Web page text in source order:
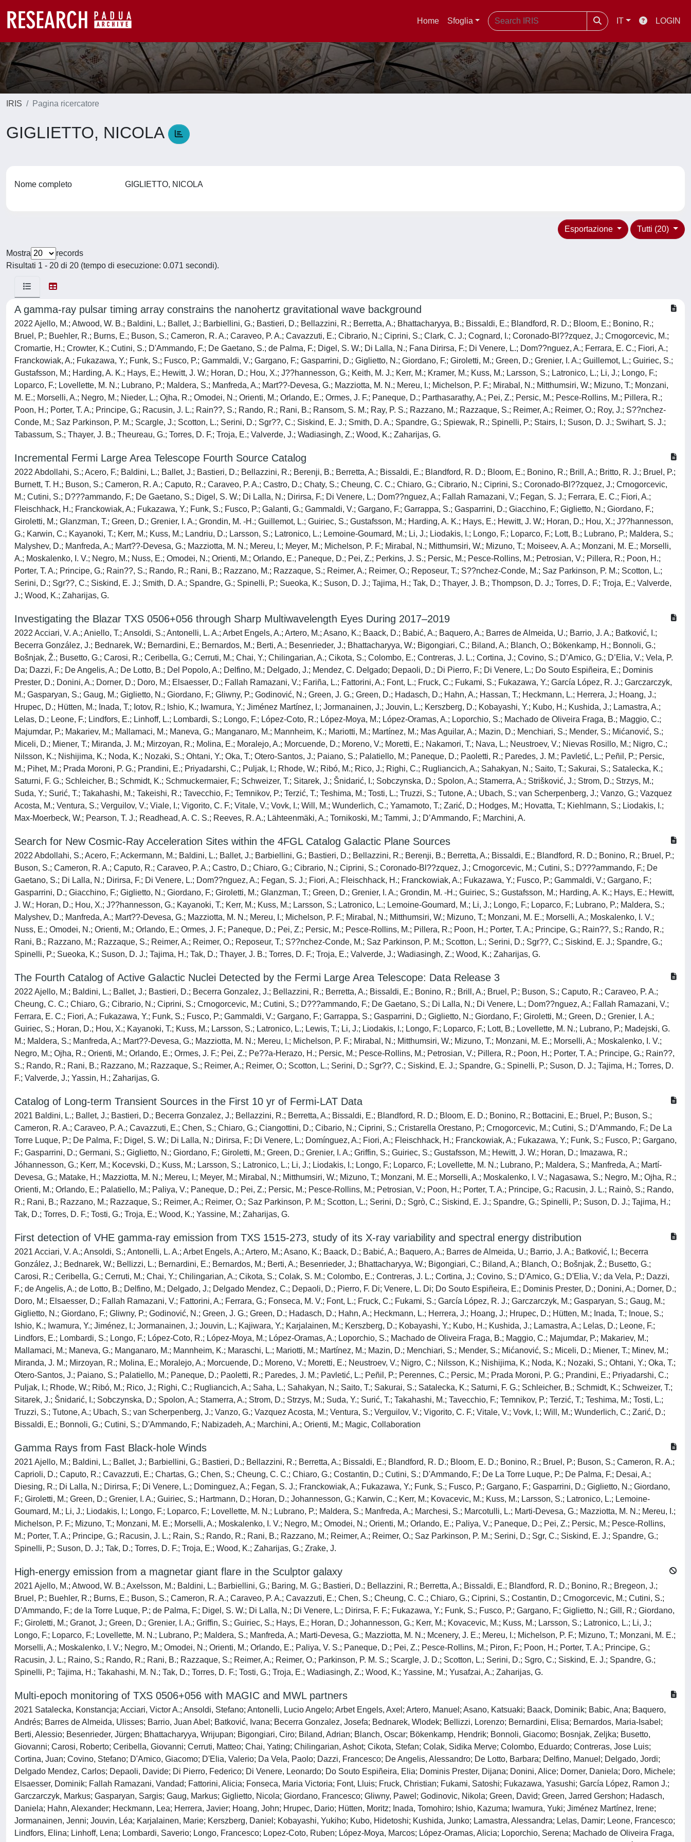
Home Sfoglia IT LOGIN
IRIS Pagina ricercatore
GIGLIETTO, NICOLA
Nome completo GIGLIETTO, NICOLA
Tutti (20)
Esportazione
Mostra
records
Risultati 1 - 20 di 20 (tempo di esecuzione: 0.071 secondi).
A gamma-ray pulsar timing array constrains the nanohertz gravitational wave background
2022 Ajello, M.; Atwood, W. B.; Baldini, L.; Ballet, J.; Barbiellini, G.; Bastieri, D.; Bellazzini, R.; Berretta, A.; Bhattacharyya, B.; Bissaldi, E.; Blandford, R. D.; Bloom, E.; Bonino, R.;
Bruel, P.; Buehler, R.; Burns, E.; Buson, S.; Cameron, R. A.; Caraveo, P. A.; Cavazzuti, E.; Cibrario, N.; Ciprini, S.; Clark, C. J.; Cognard, I.; Coronado-Bl??zquez, J.; Crnogorcevic, M.;
Cromartie, H.; Crowter, K.; Cutini, S.; D'Ammando, F.; De Gaetano, S.; de Palma, F.; Digel, S. W.; Di Lalla, N.; Fana Dirirsa, F.; Di Venere, L.; Dom??nguez, A.; Ferrara, E. C.; Fiori, A.;
Franckowiak, A.; Fukazawa, Y.; Funk, S.; Fusco, P.; Gammaldi, V.; Gargano, F.; Gasparrini, D.; Giglietto, N.; Giordano, F.; Giroletti, M.; Green, D.; Grenier, I. A.; Guillemot, L.; Guiriec, S.;
Gustafsson, M.; Harding, A. K.; Hays, E.; Hewitt, J. W.; Horan, D.; Hou, X.; J??hannesson, G.; Keith, M. J.; Kerr, M.; Kramer, M.; Kuss, M.; Larsson, S.; Latronico, L.; Li, J.; Longo, F.;
Loparco, F.; Lovellette, M. N.; Lubrano, P.; Maldera, S.; Manfreda, A.; Mart??-Devesa, G.; Mazziotta, M. N.; Mereu, I.; Michelson, P. F.; Mirabal, N.; Mitthumsiri, W.; Mizuno, T.; Monzani,
M. E.; Morselli, A.; Negro, M.; Nieder, L.; Ojha, R.; Omodei, N.; Orienti, M.; Orlando, E.; Ormes, J. F.; Paneque, D.; Parthasarathy, A.; Pei, Z.; Persic, M.; Pesce-Rollins, M.; Pillera, R.;
Poon, H.; Porter, T. A.; Principe, G.; Racusin, J. L.; Rain??, S.; Rando, R.; Rani, B.; Ransom, S. M.; Ray, P. S.; Razzano, M.; Razzaque, S.; Reimer, A.; Reimer, O.; Roy, J.; S??nchez-
Conde, M.; Saz Parkinson, P. M.; Scargle, J.; Scotton, L.; Serini, D.; Sgr??, C.; Siskind, E. J.; Smith, D. A.; Spandre, G.; Spiewak, R.; Spinelli, P.; Stairs, I.; Suson, D. J.; Swihart, S. J.;
Tabassum, S.; Thayer, J. B.; Theureau, G.; Torres, D. F.; Troja, E.; Valverde, J.; Wadiasingh, Z.; Wood, K.; Zaharijas, G.
Incremental Fermi Large Area Telescope Fourth Source Catalog
2022 Abdollahi, S.; Acero, F.; Baldini, L.; Ballet, J.; Bastieri, D.; Bellazzini, R.; Berenji, B.; Berretta, A.; Bissaldi, E.; Blandford, R. D.; Bloom, E.; Bonino, R.; Brill, A.; Britto, R. J.; Bruel, P.;
Burnett, T. H.; Buson, S.; Cameron, R. A.; Caputo, R.; Caraveo, P. A.; Castro, D.; Chaty, S.; Cheung, C. C.; Chiaro, G.; Cibrario, N.; Ciprini, S.; Coronado-Bl??zquez, J.; Crnogorcevic,
M.; Cutini, S.; D???ammando, F.; De Gaetano, S.; Digel, S. W.; Di Lalla, N.; Dirirsa, F.; Di Venere, L.; Dom??nguez, A.; Fallah Ramazani, V.; Fegan, S. J.; Ferrara, E. C.; Fiori, A.;
Fleischhack, H.; Franckowiak, A.; Fukazawa, Y.; Funk, S.; Fusco, P.; Galanti, G.; Gammaldi, V.; Gargano, F.; Garrappa, S.; Gasparrini, D.; Giacchino, F.; Giglietto, N.; Giordano, F.;
Giroletti, M.; Glanzman, T.; Green, D.; Grenier, I. A.; Grondin, M. -H.; Guillemot, L.; Guiriec, S.; Gustafsson, M.; Harding, A. K.; Hays, E.; Hewitt, J. W.; Horan, D.; Hou, X.; J??hannesson,
G.; Karwin, C.; Kayanoki, T.; Kerr, M.; Kuss, M.; Landriu, D.; Larsson, S.; Latronico, L.; Lemoine-Goumard, M.; Li, J.; Liodakis, I.; Longo, F.; Loparco, F.; Lott, B.; Lubrano, P.; Maldera, S.;
Malyshev, D.; Manfreda, A.; Mart??-Devesa, G.; Mazziotta, M. N.; Mereu, I.; Meyer, M.; Michelson, P. F.; Mirabal, N.; Mitthumsiri, W.; Mizuno, T.; Moiseev, A. A.; Monzani, M. E.; Morselli,
A.; Moskalenko, I. V.; Negro, M.; Nuss, E.; Omodei, N.; Orienti, M.; Orlando, E.; Paneque, D.; Pei, Z.; Perkins, J. S.; Persic, M.; Pesce-Rollins, M.; Petrosian, V.; Pillera, R.; Poon, H.;
Porter, T. A.; Principe, G.; Rain??, S.; Rando, R.; Rani, B.; Razzano, M.; Razzaque, S.; Reimer, A.; Reimer, O.; Reposeur, T.; S??nchez-Conde, M.; Saz Parkinson, P. M.; Scotton, L.;
Serini, D.; Sgr??, C.; Siskind, E. J.; Smith, D. A.; Spandre, G.; Spinelli, P.; Sueoka, K.; Suson, D. J.; Tajima, H.; Tak, D.; Thayer, J. B.; Thompson, D. J.; Torres, D. F.; Troja, E.; Valverde,
J.; Wood, K.; Zaharijas, G.
Investigating the Blazar TXS 0506+056 through Sharp Multiwavelength Eyes During 2017–2019
2022 Acciari, V. A.; Aniello, T.; Ansoldi, S.; Antonelli, L. A.; Arbet Engels, A.; Artero, M.; Asano, K.; Baack, D.; Babić, A.; Baquero, A.; Barres de Almeida, U.; Barrio, J. A.; Batković, I.;
Becerra González, J.; Bednarek, W.; Bernardini, E.; Bernardos, M.; Berti, A.; Besenrieder, J.; Bhattacharyya, W.; Bigongiari, C.; Biland, A.; Blanch, O.; Bökenkamp, H.; Bonnoli, G.;
Bošnjak, Ž.; Busetto, G.; Carosi, R.; Ceribella, G.; Cerruti, M.; Chai, Y.; Chilingarian, A.; Cikota, S.; Colombo, E.; Contreras, J. L.; Cortina, J.; Covino, S.; D’Amico, G.; D’Elia, V.; Vela, P.
Da; Dazzi, F.; De Angelis, A.; De Lotto, B.; Del Popolo, A.; Delfino, M.; Delgado, J.; Mendez, C. Delgado; Depaoli, D.; Di Pierro, F.; Di Venere, L.; Do Souto Espiñeira, E.; Dominis
Prester, D.; Donini, A.; Dorner, D.; Doro, M.; Elsaesser, D.; Fallah Ramazani, V.; Fariña, L.; Fattorini, A.; Font, L.; Fruck, C.; Fukami, S.; Fukazawa, Y.; García López, R. J.; Garczarczyk,
M.; Gasparyan, S.; Gaug, M.; Giglietto, N.; Giordano, F.; Gliwny, P.; Godinović, N.; Green, J. G.; Green, D.; Hadasch, D.; Hahn, A.; Hassan, T.; Heckmann, L.; Herrera, J.; Hoang, J.;
Hrupec, D.; Hütten, M.; Inada, T.; Iotov, R.; Ishio, K.; Iwamura, Y.; Jiménez Martínez, I.; Jormanainen, J.; Jouvin, L.; Kerszberg, D.; Kobayashi, Y.; Kubo, H.; Kushida, J.; Lamastra, A.;
Lelas, D.; Leone, F.; Lindfors, E.; Linhoff, L.; Lombardi, S.; Longo, F.; López-Coto, R.; López-Moya, M.; López-Oramas, A.; Loporchio, S.; Machado de Oliveira Fraga, B.; Maggio, C.;
Majumdar, P.; Makariev, M.; Mallamaci, M.; Maneva, G.; Manganaro, M.; Mannheim, K.; Mariotti, M.; Martínez, M.; Mas Aguilar, A.; Mazin, D.; Menchiari, S.; Mender, S.; Mićanović, S.;
Miceli, D.; Miener, T.; Miranda, J. M.; Mirzoyan, R.; Molina, E.; Moralejo, A.; Morcuende, D.; Moreno, V.; Moretti, E.; Nakamori, T.; Nava, L.; Neustroev, V.; Nievas Rosillo, M.; Nigro, C.;
Nilsson, K.; Nishijima, K.; Noda, K.; Nozaki, S.; Ohtani, Y.; Oka, T.; Otero-Santos, J.; Paiano, S.; Palatiello, M.; Paneque, D.; Paoletti, R.; Paredes, J. M.; Pavletić, L.; Peñil, P.; Persic,
M.; Pihet, M.; Prada Moroni, P. G.; Prandini, E.; Priyadarshi, C.; Puljak, I.; Rhode, W.; Ribó, M.; Rico, J.; Righi, C.; Rugliancich, A.; Sahakyan, N.; Saito, T.; Sakurai, S.; Satalecka, K.;
Saturni, F. G.; Schleicher, B.; Schmidt, K.; Schmuckermaier, F.; Schweizer, T.; Sitarek, J.; Šnidarić, I.; Sobczynska, D.; Spolon, A.; Stamerra, A.; Strišković, J.; Strom, D.; Strzys, M.;
Suda, Y.; Surić, T.; Takahashi, M.; Takeishi, R.; Tavecchio, F.; Temnikov, P.; Terzić, T.; Teshima, M.; Tosti, L.; Truzzi, S.; Tutone, A.; Ubach, S.; van Scherpenberg, J.; Vanzo, G.; Vazquez
Acosta, M.; Ventura, S.; Verguilov, V.; Viale, I.; Vigorito, C. F.; Vitale, V.; Vovk, I.; Will, M.; Wunderlich, C.; Yamamoto, T.; Zarić, D.; Hodges, M.; Hovatta, T.; Kiehlmann, S.; Liodakis, I.;
Max-Moerbeck, W.; Pearson, T. J.; Readhead, A. C. S.; Reeves, R. A.; Lähteenmäki, A.; Tornikoski, M.; Tammi, J.; D’Ammando, F.; Marchini, A.
Search for New Cosmic-Ray Acceleration Sites within the 4FGL Catalog Galactic Plane Sources
2022 Abdollahi, S.; Acero, F.; Ackermann, M.; Baldini, L.; Ballet, J.; Barbiellini, G.; Bastieri, D.; Bellazzini, R.; Berenji, B.; Berretta, A.; Bissaldi, E.; Blandford, R. D.; Bonino, R.; Bruel, P.;
Buson, S.; Cameron, R. A.; Caputo, R.; Caraveo, P. A.; Castro, D.; Chiaro, G.; Cibrario, N.; Ciprini, S.; Coronado-Bl??zquez, J.; Crnogorcevic, M.; Cutini, S.; D???ammando, F.; De
Gaetano, S.; Di Lalla, N.; Dirirsa, F.; Di Venere, L.; Dom??nguez, A.; Fegan, S. J.; Fiori, A.; Fleischhack, H.; Franckowiak, A.; Fukazawa, Y.; Fusco, P.; Gammaldi, V.; Gargano, F.;
Gasparrini, D.; Giacchino, F.; Giglietto, N.; Giordano, F.; Giroletti, M.; Glanzman, T.; Green, D.; Grenier, I. A.; Grondin, M. -H.; Guiriec, S.; Gustafsson, M.; Harding, A. K.; Hays, E.; Hewitt,
J. W.; Horan, D.; Hou, X.; J??hannesson, G.; Kayanoki, T.; Kerr, M.; Kuss, M.; Larsson, S.; Latronico, L.; Lemoine-Goumard, M.; Li, J.; Longo, F.; Loparco, F.; Lubrano, P.; Maldera, S.;
Malyshev, D.; Manfreda, A.; Mart??-Devesa, G.; Mazziotta, M. N.; Mereu, I.; Michelson, P. F.; Mirabal, N.; Mitthumsiri, W.; Mizuno, T.; Monzani, M. E.; Morselli, A.; Moskalenko, I. V.;
Nuss, E.; Omodei, N.; Orienti, M.; Orlando, E.; Ormes, J. F.; Paneque, D.; Pei, Z.; Persic, M.; Pesce-Rollins, M.; Pillera, R.; Poon, H.; Porter, T. A.; Principe, G.; Rain??, S.; Rando, R.;
Rani, B.; Razzano, M.; Razzaque, S.; Reimer, A.; Reimer, O.; Reposeur, T.; S??nchez-Conde, M.; Saz Parkinson, P. M.; Scotton, L.; Serini, D.; Sgr??, C.; Siskind, E. J.; Spandre, G.;
Spinelli, P.; Sueoka, K.; Suson, D. J.; Tajima, H.; Tak, D.; Thayer, J. B.; Torres, D. F.; Troja, E.; Valverde, J.; Wadiasingh, Z.; Wood, K.; Zaharijas, G.
The Fourth Catalog of Active Galactic Nuclei Detected by the Fermi Large Area Telescope: Data Release 3
2022 Ajello, M.; Baldini, L.; Ballet, J.; Bastieri, D.; Becerra Gonzalez, J.; Bellazzini, R.; Berretta, A.; Bissaldi, E.; Bonino, R.; Brill, A.; Bruel, P.; Buson, S.; Caputo, R.; Caraveo, P. A.;
Cheung, C. C.; Chiaro, G.; Cibrario, N.; Ciprini, S.; Crnogorcevic, M.; Cutini, S.; D???ammando, F.; De Gaetano, S.; Di Lalla, N.; Di Venere, L.; Dom??nguez, A.; Fallah Ramazani, V.;
Ferrara, E. C.; Fiori, A.; Fukazawa, Y.; Funk, S.; Fusco, P.; Gammaldi, V.; Gargano, F.; Garrappa, S.; Gasparrini, D.; Giglietto, N.; Giordano, F.; Giroletti, M.; Green, D.; Grenier, I. A.;
Guiriec, S.; Horan, D.; Hou, X.; Kayanoki, T.; Kuss, M.; Larsson, S.; Latronico, L.; Lewis, T.; Li, J.; Liodakis, I.; Longo, F.; Loparco, F.; Lott, B.; Lovellette, M. N.; Lubrano, P.; Madejski, G.
M.; Maldera, S.; Manfreda, A.; Mart??-Devesa, G.; Mazziotta, M. N.; Mereu, I.; Michelson, P. F.; Mirabal, N.; Mitthumsiri, W.; Mizuno, T.; Monzani, M. E.; Morselli, A.; Moskalenko, I. V.;
Negro, M.; Ojha, R.; Orienti, M.; Orlando, E.; Ormes, J. F.; Pei, Z.; Pe??a-Herazo, H.; Persic, M.; Pesce-Rollins, M.; Petrosian, V.; Pillera, R.; Poon, H.; Porter, T. A.; Principe, G.; Rain??,
S.; Rando, R.; Rani, B.; Razzano, M.; Razzaque, S.; Reimer, A.; Reimer, O.; Scotton, L.; Serini, D.; Sgr??, C.; Siskind, E. J.; Spandre, G.; Spinelli, P.; Suson, D. J.; Tajima, H.; Torres, D.
F.; Valverde, J.; Yassin, H.; Zaharijas, G.
Catalog of Long-term Transient Sources in the First 10 yr of Fermi-LAT Data
2021 Baldini, L.; Ballet, J.; Bastieri, D.; Becerra Gonzalez, J.; Bellazzini, R.; Berretta, A.; Bissaldi, E.; Blandford, R. D.; Bloom, E. D.; Bonino, R.; Bottacini, E.; Bruel, P.; Buson, S.;
Cameron, R. A.; Caraveo, P. A.; Cavazzuti, E.; Chen, S.; Chiaro, G.; Ciangottini, D.; Cibario, N.; Ciprini, S.; Cristarella Orestano, P.; Crnogorcevic, M.; Cutini, S.; D’Ammando, F.; De La
Torre Luque, P.; De Palma, F.; Digel, S. W.; Di Lalla, N.; Dirirsa, F.; Di Venere, L.; Domínguez, A.; Fiori, A.; Fleischhack, H.; Franckowiak, A.; Fukazawa, Y.; Funk, S.; Fusco, P.; Gargano,
F.; Gasparrini, D.; Germani, S.; Giglietto, N.; Giordano, F.; Giroletti, M.; Green, D.; Grenier, I. A.; Griffin, S.; Guiriec, S.; Gustafsson, M.; Hewitt, J. W.; Horan, D.; Imazawa, R.;
Jóhannesson, G.; Kerr, M.; Kocevski, D.; Kuss, M.; Larsson, S.; Latronico, L.; Li, J.; Liodakis, I.; Longo, F.; Loparco, F.; Lovellette, M. N.; Lubrano, P.; Maldera, S.; Manfreda, A.; Martí-
Devesa, G.; Matake, H.; Mazziotta, M. N.; Mereu, I.; Meyer, M.; Mirabal, N.; Mitthumsiri, W.; Mizuno, T.; Monzani, M. E.; Morselli, A.; Moskalenko, I. V.; Nagasawa, S.; Negro, M.; Ojha, R.;
Orienti, M.; Orlando, E.; Palatiello, M.; Paliya, V.; Paneque, D.; Pei, Z.; Persic, M.; Pesce-Rollins, M.; Petrosian, V.; Poon, H.; Porter, T. A.; Principe, G.; Racusin, J. L.; Rainò, S.; Rando,
R.; Rani, B.; Razzano, M.; Razzaque, S.; Reimer, A.; Reimer, O.; Saz Parkinson, P. M.; Scotton, L.; Serini, D.; Sgrò, C.; Siskind, E. J.; Spandre, G.; Spinelli, P.; Suson, D. J.; Tajima, H.;
Tak, D.; Torres, D. F.; Tosti, G.; Troja, E.; Wood, K.; Yassine, M.; Zaharijas, G.
First detection of VHE gamma-ray emission from TXS 1515-273, study of its X-ray variability and spectral energy distribution
2021 Acciari, V. A.; Ansoldi, S.; Antonelli, L. A.; Arbet Engels, A.; Artero, M.; Asano, K.; Baack, D.; Babić, A.; Baquero, A.; Barres de Almeida, U.; Barrio, J. A.; Batković, I.; Becerra
González, J.; Bednarek, W.; Bellizzi, L.; Bernardini, E.; Bernardos, M.; Berti, A.; Besenrieder, J.; Bhattacharyya, W.; Bigongiari, C.; Biland, A.; Blanch, O.; Bošnjak, Ž.; Busetto, G.;
Carosi, R.; Ceribella, G.; Cerruti, M.; Chai, Y.; Chilingarian, A.; Cikota, S.; Colak, S. M.; Colombo, E.; Contreras, J. L.; Cortina, J.; Covino, S.; D'Amico, G.; D'Elia, V.; da Vela, P.; Dazzi,
F.; de Angelis, A.; de Lotto, B.; Delfino, M.; Delgado, J.; Delgado Mendez, C.; Depaoli, D.; Pierro, F. Di; Venere, L. Di; Do Souto Espiñeira, E.; Dominis Prester, D.; Donini, A.; Dorner, D.;
Doro, M.; Elsaesser, D.; Fallah Ramazani, V.; Fattorini, A.; Ferrara, G.; Fonseca, M. V.; Font, L.; Fruck, C.; Fukami, S.; García López, R. J.; Garczarczyk, M.; Gasparyan, S.; Gaug, M.;
Giglietto, N.; Giordano, F.; Gliwny, P.; Godinović, N.; Green, J. G.; Green, D.; Hadasch, D.; Hahn, A.; Heckmann, L.; Herrera, J.; Hoang, J.; Hrupec, D.; Hütten, M.; Inada, T.; Inoue, S.;
Ishio, K.; Iwamura, Y.; Jiménez, I.; Jormanainen, J.; Jouvin, L.; Kajiwara, Y.; Karjalainen, M.; Kerszberg, D.; Kobayashi, Y.; Kubo, H.; Kushida, J.; Lamastra, A.; Lelas, D.; Leone, F.;
Lindfors, E.; Lombardi, S.; Longo, F.; López-Coto, R.; López-Moya, M.; López-Oramas, A.; Loporchio, S.; Machado de Oliveira Fraga, B.; Maggio, C.; Majumdar, P.; Makariev, M.;
Mallamaci, M.; Maneva, G.; Manganaro, M.; Mannheim, K.; Maraschi, L.; Mariotti, M.; Martínez, M.; Mazin, D.; Menchiari, S.; Mender, S.; Mićanović, S.; Miceli, D.; Miener, T.; Minev, M.;
Miranda, J. M.; Mirzoyan, R.; Molina, E.; Moralejo, A.; Morcuende, D.; Moreno, V.; Moretti, E.; Neustroev, V.; Nigro, C.; Nilsson, K.; Nishijima, K.; Noda, K.; Nozaki, S.; Ohtani, Y.; Oka, T.;
Otero-Santos, J.; Paiano, S.; Palatiello, M.; Paneque, D.; Paoletti, R.; Paredes, J. M.; Pavletić, L.; Peñil, P.; Perennes, C.; Persic, M.; Prada Moroni, P. G.; Prandini, E.; Priyadarshi, C.;
Puljak, I.; Rhode, W.; Ribó, M.; Rico, J.; Righi, C.; Rugliancich, A.; Saha, L.; Sahakyan, N.; Saito, T.; Sakurai, S.; Satalecka, K.; Saturni, F. G.; Schleicher, B.; Schmidt, K.; Schweizer, T.;
Sitarek, J.; Šnidarić, I.; Sobczynska, D.; Spolon, A.; Stamerra, A.; Strom, D.; Strzys, M.; Suda, Y.; Surić, T.; Takahashi, M.; Tavecchio, F.; Temnikov, P.; Terzić, T.; Teshima, M.; Tosti, L.;
Truzzi, S.; Tutone, A.; Ubach, S.; van Scherpenberg, J.; Vanzo, G.; Vazquez Acosta, M.; Ventura, S.; Verguilov, V.; Vigorito, C. F.; Vitale, V.; Vovk, I.; Will, M.; Wunderlich, C.; Zarić, D.;
Bissaldi, E.; Bonnoli, G.; Cutini, S.; D'Ammando, F.; Nabizadeh, A.; Marchini, A.; Orienti, M.; Magic, Collaboration
Gamma Rays from Fast Black-hole Winds
2021 Ajello, M.; Baldini, L.; Ballet, J.; Barbiellini, G.; Bastieri, D.; Bellazzini, R.; Berretta, A.; Bissaldi, E.; Blandford, R. D.; Bloom, E. D.; Bonino, R.; Bruel, P.; Buson, S.; Cameron, R. A.;
Caprioli, D.; Caputo, R.; Cavazzuti, E.; Chartas, G.; Chen, S.; Cheung, C. C.; Chiaro, G.; Costantin, D.; Cutini, S.; D'Ammando, F.; De La Torre Luque, P.; De Palma, F.; Desai, A.;
Diesing, R.; Di Lalla, N.; Dirirsa, F.; Di Venere, L.; Dominguez, A.; Fegan, S. J.; Franckowiak, A.; Fukazawa, Y.; Funk, S.; Fusco, P.; Gargano, F.; Gasparrini, D.; Giglietto, N.; Giordano,
F.; Giroletti, M.; Green, D.; Grenier, I. A.; Guiriec, S.; Hartmann, D.; Horan, D.; Johannesson, G.; Karwin, C.; Kerr, M.; Kovacevic, M.; Kuss, M.; Larsson, S.; Latronico, L.; Lemoine-
Goumard, M.; Li, J.; Liodakis, I.; Longo, F.; Loparco, F.; Lovellette, M. N.; Lubrano, P.; Maldera, S.; Manfreda, A.; Marchesi, S.; Marcotulli, L.; Marti-Devesa, G.; Mazziotta, M. N.; Mereu, I.;
Michelson, P. F.; Mizuno, T.; Monzani, M. E.; Morselli, A.; Moskalenko, I. V.; Negro, M.; Omodei, N.; Orienti, M.; Orlando, E.; Paliya, V.; Paneque, D.; Pei, Z.; Persic, M.; Pesce-Rollins,
M.; Porter, T. A.; Principe, G.; Racusin, J. L.; Rain, S.; Rando, R.; Rani, B.; Razzano, M.; Reimer, A.; Reimer, O.; Saz Parkinson, P. M.; Serini, D.; Sgr, C.; Siskind, E. J.; Spandre, G.;
Spinelli, P.; Suson, D. J.; Tak, D.; Torres, D. F.; Troja, E.; Wood, K.; Zaharijas, G.; Zrake, J.
High-energy emission from a magnetar giant flare in the Sculptor galaxy
2021 Ajello, M.; Atwood, W. B.; Axelsson, M.; Baldini, L.; Barbiellini, G.; Baring, M. G.; Bastieri, D.; Bellazzini, R.; Berretta, A.; Bissaldi, E.; Blandford, R. D.; Bonino, R.; Bregeon, J.;
Bruel, P.; Buehler, R.; Burns, E.; Buson, S.; Cameron, R. A.; Caraveo, P. A.; Cavazzuti, E.; Chen, S.; Cheung, C. C.; Chiaro, G.; Ciprini, S.; Costantin, D.; Crnogorcevic, M.; Cutini, S.;
D'Ammando, F.; de la Torre Luque, P.; de Palma, F.; Digel, S. W.; Di Lalla, N.; Di Venere, L.; Dirirsa, F. F.; Fukazawa, Y.; Funk, S.; Fusco, P.; Gargano, F.; Giglietto, N.; Gill, R.; Giordano,
F.; Giroletti, M.; Granot, J.; Green, D.; Grenier, I. A.; Griffin, S.; Guiriec, S.; Hays, E.; Horan, D.; Johannesson, G.; Kerr, M.; Kovacevic, M.; Kuss, M.; Larsson, S.; Latronico, L.; Li, J.;
Longo, F.; Loparco, F.; Lovellette, M. N.; Lubrano, P.; Maldera, S.; Manfreda, A.; Marti-Devesa, G.; Mazziotta, M. N.; Mcenery, J. E.; Mereu, I.; Michelson, P. F.; Mizuno, T.; Monzani, M. E.;
Morselli, A.; Moskalenko, I. V.; Negro, M.; Omodei, N.; Orienti, M.; Orlando, E.; Paliya, V. S.; Paneque, D.; Pei, Z.; Pesce-Rollins, M.; Piron, F.; Poon, H.; Porter, T. A.; Principe, G.;
Racusin, J. L.; Raino, S.; Rando, R.; Rani, B.; Razzaque, S.; Reimer, A.; Reimer, O.; Parkinson, P. M. S.; Scargle, J. D.; Scotton, L.; Serini, D.; Sgro, C.; Siskind, E. J.; Spandre, G.;
Spinelli, P.; Tajima, H.; Takahashi, M. N.; Tak, D.; Torres, D. F.; Tosti, G.; Troja, E.; Wadiasingh, Z.; Wood, K.; Yassine, M.; Yusafzai, A.; Zaharijas, G.
Multi-epoch monitoring of TXS 0506+056 with MAGIC and MWL partners
2021 Satalecka, Konstancja; Acciari, Victor A.; Ansoldi, Stefano; Antonelli, Lucio Angelo; Arbet Engels, Axel; Artero, Manuel; Asano, Katsuaki; Baack, Dominik; Babic, Ana; Baquero,
Andrés; Barres de Almeida, Ulisses; Barrio, Juan Abel; Batković, Ivana; Becerra Gonzalez, Josefa; Bednarek, Wlodek; Bellizzi, Lorenzo; Bernardini, Elisa; Bernardos, Maria-Isabel;
Berti, Alessio; Besenrieder, Jürgen; Bhattacharyya, Wrijupan; Bigongiari, Ciro; Biland, Adrian; Blanch, Oscar; Bökenkamp, Hendrik; Bonnoli, Giacomo; Bosnjak, Zeljka; Busetto,
Giovanni; Carosi, Roberto; Ceribella, Giovanni; Cerruti, Matteo; Chai, Yating; Chilingarian, Ashot; Cikota, Stefan; Colak, Sidika Merve; Colombo, Eduardo; Contreras, Jose Luis;
Cortina, Juan; Covino, Stefano; D'Amico, Giacomo; D'Elia, Valerio; Da Vela, Paolo; Dazzi, Francesco; De Angelis, Alessandro; De Lotto, Barbara; Delfino, Manuel; Delgado, Jordi;
Delgado Mendez, Carlos; Depaoli, Davide; Di Pierro, Federico; Di Venere, Leonardo; Do Souto Espiñeira, Elia; Dominis Prester, Dijana; Donini, Alice; Dorner, Daniela; Doro, Michele;
Elsaesser, Dominik; Fallah Ramazani, Vandad; Fattorini, Alicia; Fonseca, Maria Victoria; Font, Lluis; Fruck, Christian; Fukami, Satoshi; Fukazawa, Yasushi; García López, Ramon J.;
Garczarczyk, Markus; Gasparyan, Sargis; Gaug, Markus; Giglietto, Nicola; Giordano, Francesco; Gliwny, Pawel; Godinovic, Nikola; Green, David; Green, Jarred Gershon; Hadasch,
Daniela; Hahn, Alexander; Heckmann, Lea; Herrera, Javier; Hoang, John; Hrupec, Dario; Hütten, Moritz; Inada, Tomohiro; Ishio, Kazuma; Iwamura, Yuki; Jiménez Martínez, Irene;
Jormanainen, Jenni; Jouvin, Léa; Karjalainen, Marie; Kerszberg, Daniel; Kobayashi, Yukiho; Kubo, Hidetoshi; Kushida, Junko; Lamastra, Alessandra; Lelas, Damir; Leone, Francesco;
Lindfors, Elina; Linhoff, Lena; Lombardi, Saverio; Longo, Francesco; Lopez-Coto, Ruben; López-Moya, Marcos; López-Oramas, Alicia; Loporchio, Serena; Machado de Oliveira Fraga,